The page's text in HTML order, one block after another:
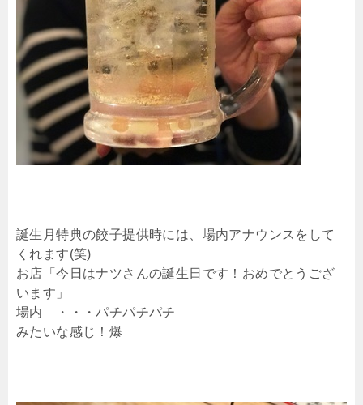
誕生月特典の餃子提供時には、場内アナウンスをして
くれます(笑)
お店「今日はナツさんの誕生日です！おめでとうござ
います」
場内 ・・・パチパチパチ
みたいな感じ！爆